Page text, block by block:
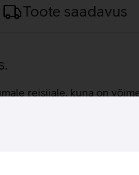
Toote saadavus
reisijale, kuna on
teisi USB-seadmeid
akupank toita
4.0 tehnoloogia
selge LED-ekraan, mis
akupangast